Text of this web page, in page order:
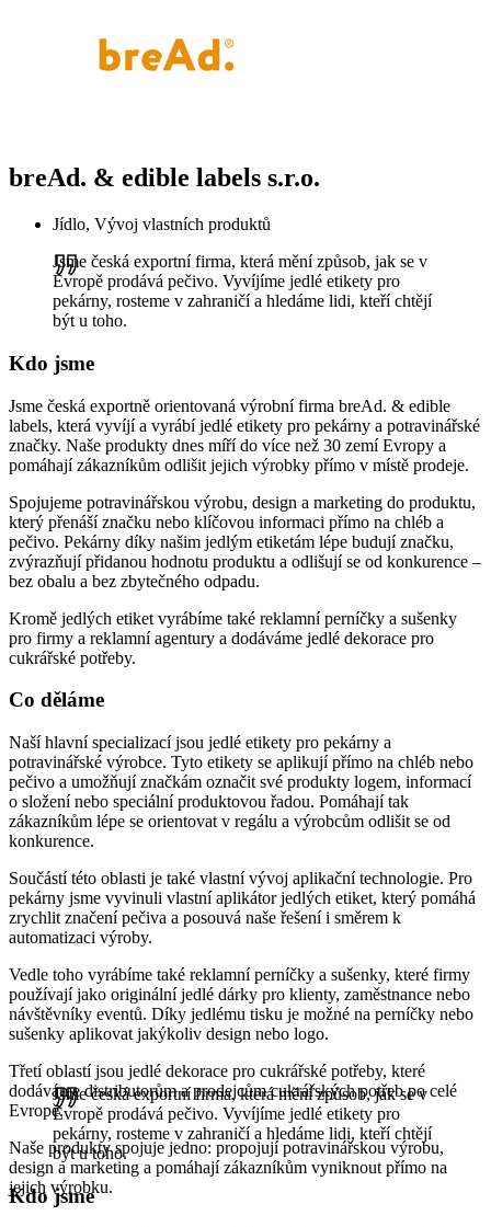
breAd. & edible labels s.r.o.
Jídlo, Vývoj vlastních produktů
Jsme česká exportní firma, která mění způsob, jak se v
Evropě prodává pečivo. Vyvíjíme jedlé etikety pro
pekárny, rosteme v zahraničí a hledáme lidi, kteří chtějí
být u toho.
Kdo jsme
Jsme česká exportně orientovaná výrobní firma breAd. & edible
labels, která vyvíjí a vyrábí jedlé etikety pro pekárny a potravinářské
značky. Naše produkty dnes míří do více než 30 zemí Evropy a
pomáhají zákazníkům odlišit jejich výrobky přímo v místě prodeje.
Spojujeme potravinářskou výrobu, design a marketing do produktu,
který přenáší značku nebo klíčovou informaci přímo na chléb a
pečivo. Pekárny díky našim jedlým etiketám lépe budují značku,
zvýrazňují přidanou hodnotu produktu a odlišují se od konkurence –
bez obalu a bez zbytečného odpadu.
Kromě jedlých etiket vyrábíme také reklamní perníčky a sušenky
pro firmy a reklamní agentury a dodáváme jedlé dekorace pro
cukrářské potřeby.
Co děláme
Naší hlavní specializací jsou jedlé etikety pro pekárny a
potravinářské výrobce. Tyto etikety se aplikují přímo na chléb nebo
pečivo a umožňují značkám označit své produkty logem, informací
o složení nebo speciální produktovou řadou. Pomáhají tak
zákazníkům lépe se orientovat v regálu a výrobcům odlišit se od
konkurence.
Součástí této oblasti je také vlastní vývoj aplikační technologie. Pro
pekárny jsme vyvinuli vlastní aplikátor jedlých etiket, který pomáhá
zrychlit značení pečiva a posouvá naše řešení i směrem k
automatizaci výroby.
Vedle toho vyrábíme také reklamní perníčky a sušenky, které firmy
používají jako originální jedlé dárky pro klienty, zaměstnance nebo
návštěvníky eventů. Díky jedlému tisku je možné na perníčky nebo
sušenky aplikovat jakýkoliv design nebo logo.
Třetí oblastí jsou jedlé dekorace pro cukrářské potřeby, které
dodáváme distributorům a prodejcům cukrářských potřeb po celé
Evropě.
Naše produkty spojuje jedno: propojují potravinářskou výrobu,
design a marketing a pomáhají zákazníkům vyniknout přímo na
jejich výrobku.
Jsme česká exportní firma, která mění způsob, jak se v
Evropě prodává pečivo. Vyvíjíme jedlé etikety pro
pekárny, rosteme v zahraničí a hledáme lidi, kteří chtějí
být u toho.
Kdo jsme